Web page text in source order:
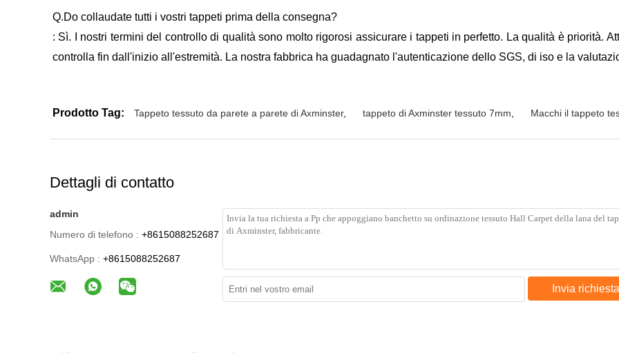
Q.Do collaudate tutti i vostri tappeti prima della consegna?
: Sì. I nostri termini del controllo di qualità sono molto rigorosi assicurare i tappeti in perfetto. La qualità è priorità.
controlla fin dall'inizio all'estremità. La nostra fabbrica ha guadagnato l'autenticazione dello SGS, di iso e la
Prodotto Tag: Tappeto tessuto da parete a parete di Axminster, tappeto di Axminster tessuto 7mm Macchi il tappeto
Dettagli di contatto
admin
Numero di telefono : +8615088252687
WhatsApp : +8615088252687
Invia richiesta